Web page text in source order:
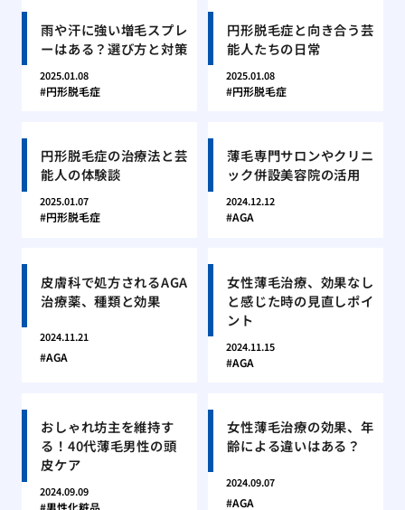
雨や汗に強い増毛スプレ
ーはある？選び方と対策
2025.01.08
円形脱毛症
円形脱毛症と向き合う芸
能人たちの日常
2025.01.08
円形脱毛症
円形脱毛症の治療法と芸
能人の体験談
2025.01.07
円形脱毛症
薄毛専門サロンやクリニ
ック併設美容院の活用
2024.12.12
AGA
皮膚科で処方されるAGA
治療薬、種類と効果
2024.11.21
AGA
女性薄毛治療、効果なし
と感じた時の見直しポイ
ント
2024.11.15
AGA
おしゃれ坊主を維持す
る！40代薄毛男性の頭
皮ケア
2024.09.09
女性薄毛治療の効果、年
齢による違いはある？
2024.09.07
AGA